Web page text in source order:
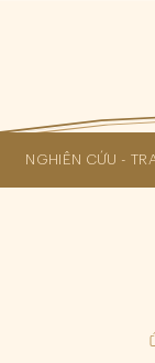
NGHIÊN CỨU -